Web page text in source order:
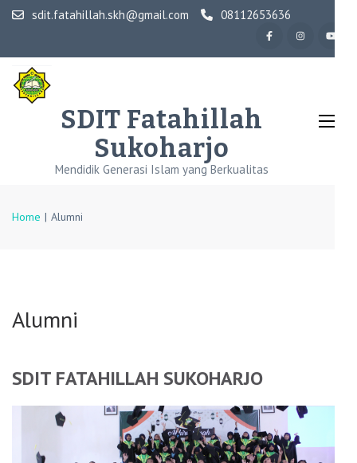
Skip
content
(Press
Enter)
sdit.fatahillah.skh@gmail.com 08112653636
SDIT Fatahillah
Sukoharjo
Mendidik Generasi Islam yang Berkualitas
Home | Alumni
Alumni
SDIT FATAHILLAH SUKOHARJO